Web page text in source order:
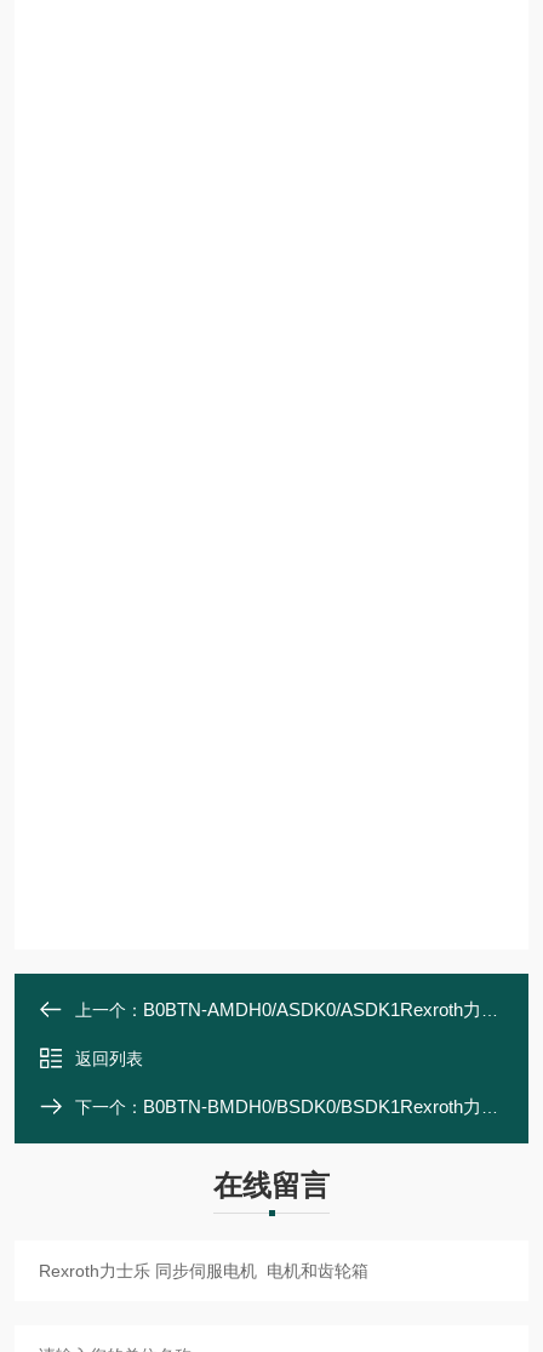
上一个： B0BTN-AMDH0/ASDK0/ASDK1Rexroth力士乐 同步伺服电机 电机和齿轮箱
返回列表
下一个： B0BTN-BMDH0/BSDK0/BSDK1Rexroth力士乐 同步伺服电机 电机和齿轮箱
在线留言